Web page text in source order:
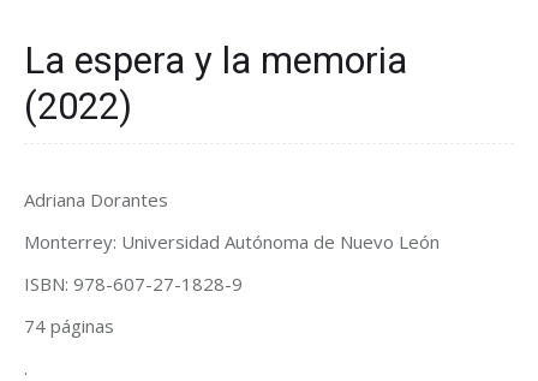
La espera y la memoria
(2022)
Adriana Dorantes
Monterrey: Universidad Autónoma de Nuevo León
ISBN: 978-607-27-1828-9
74 páginas
.